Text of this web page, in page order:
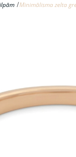
Minimālisma zelta